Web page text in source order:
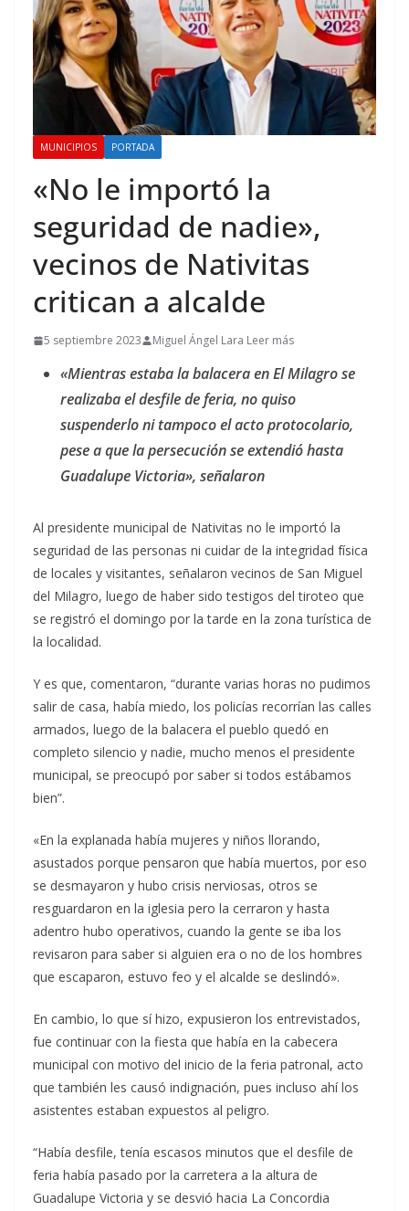
MUNICIPIOS PORTADA
«No le importó la
seguridad de nadie»,
vecinos de Nativitas
critican a alcalde
5 septiembre 2023 Miguel Ángel Lara Leer más
«Mientras estaba la balacera en El Milagro se
realizaba el desfile de feria, no quiso
suspenderlo ni tampoco el acto protocolario,
pese a que la persecución se extendió hasta
Guadalupe Victoria», señalaron
Al presidente municipal de Nativitas no le importó la
seguridad de las personas ni cuidar de la integridad física
de locales y visitantes, señalaron vecinos de San Miguel
del Milagro, luego de haber sido testigos del tiroteo que
se registró el domingo por la tarde en la zona turística de
la localidad.
Y es que, comentaron, “durante varias horas no pudimos
salir de casa, había miedo, los policías recorrían las calles
armados, luego de la balacera el pueblo quedó en
completo silencio y nadie, mucho menos el presidente
municipal, se preocupó por saber si todos estábamos
bien”.
«En la explanada había mujeres y niños llorando,
asustados porque pensaron que había muertos, por eso
se desmayaron y hubo crisis nerviosas, otros se
resguardaron en la iglesia pero la cerraron y hasta
adentro hubo operativos, cuando la gente se iba los
revisaron para saber si alguien era o no de los hombres
que escaparon, estuvo feo y el alcalde se deslindó».
En cambio, lo que sí hizo, expusieron los entrevistados,
fue continuar con la fiesta que había en la cabecera
municipal con motivo del inicio de la feria patronal, acto
que también les causó indignación, pues incluso ahí los
asistentes estaban expuestos al peligro.
“Había desfile, tenía escasos minutos que el desfile de
feria había pasado por la carretera a la altura de
Guadalupe Victoria y se desvió hacia La Concordia